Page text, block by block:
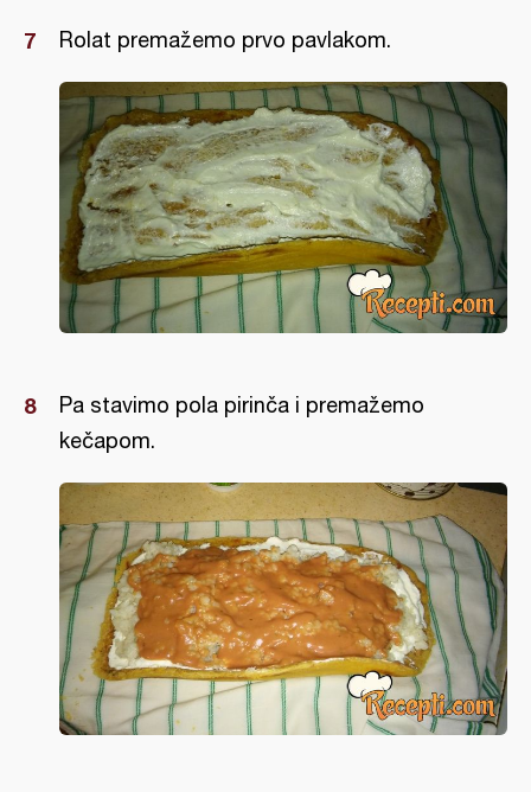
Rolat premažemo prvo pavlakom.
Pa stavimo pola pirinča i premažemo
kečapom.